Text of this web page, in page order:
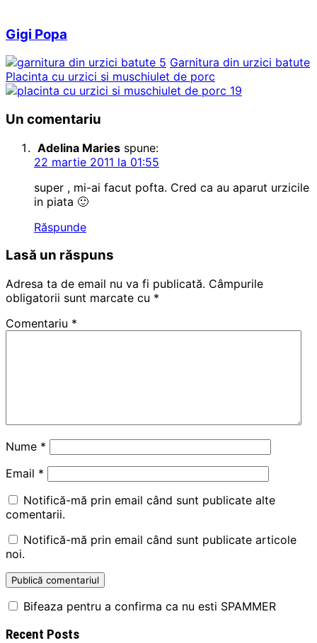
Gigi Popa
Garnitura din urzici batute
Placinta cu urzici si muschiulet de porc
Un comentariu
Adelina Maries spune:
22 martie 2011 la 01:55
super , mi-ai facut pofta. Cred ca au aparut urzicile
in piata 🙂
Răspunde
Lasă un răspuns
Adresa ta de email nu va fi publicată. Câmpurile
obligatorii sunt marcate cu *
Comentariu *
Nume *
Email *
Notifică-mă prin email când sunt publicate alte
comentarii.
Notifică-mă prin email când sunt publicate articole
noi.
Bifeaza pentru a confirma ca nu esti SPAMMER
Recent Posts